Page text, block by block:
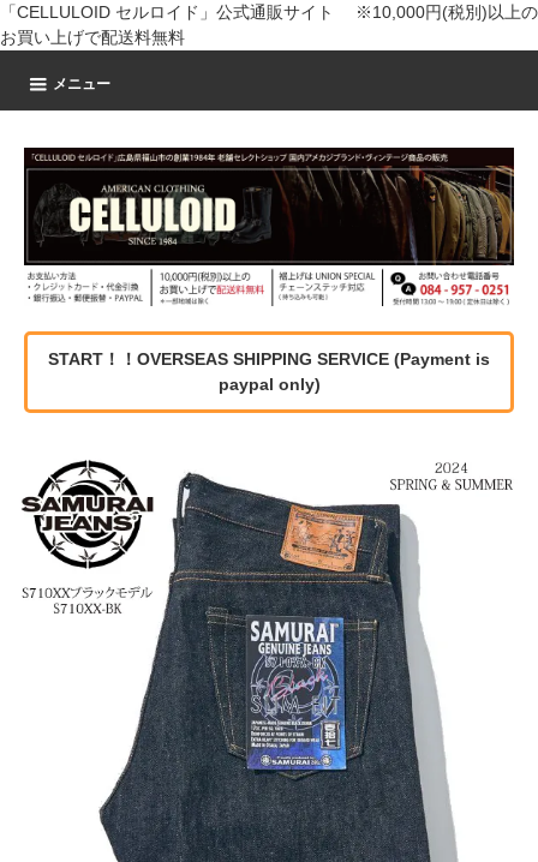
「CELLULOID セルロイド」公式通販サイト ※10,000円(税別)以上の
お買い上げで配送料無料
メニュー
START！！OVERSEAS SHIPPING SERVICE (Payment is
paypal only)